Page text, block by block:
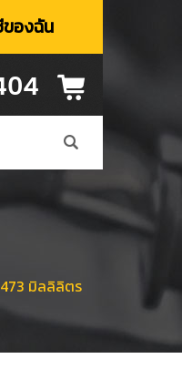
องฉัน
473 มิลลิลิตร